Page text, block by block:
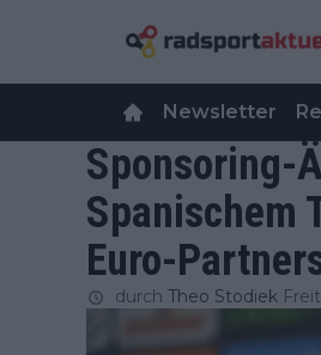
Newsletter
Sponsoring-
Spanischem
Euro-
durch Theo Stodiek